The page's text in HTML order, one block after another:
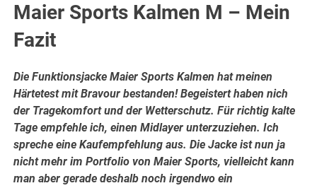
Maier Sports Kalmen M – Mein
Fazit
Die Funktionsjacke Maier Sports Kalmen hat meinen
Härtetest mit Bravour bestanden! Begeistert haben nich
der Tragekomfort und der Wetterschutz. Für richtig kalte
Tage empfehle ich, einen Midlayer unterzuziehen. Ich
spreche eine Kaufempfehlung aus. Die Jacke ist nun ja
nicht mehr im Portfolio von Maier Sports, vielleicht kann
man aber gerade deshalb noch irgendwo ein